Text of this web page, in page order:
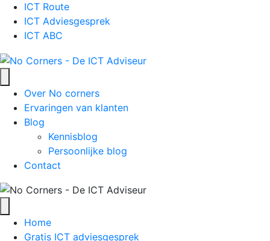
ICT Route
ICT Adviesgesprek
ICT ABC
Over No corners
Ervaringen van klanten
Blog
Kennisblog
Persoonlijke blog
Contact
Home
Gratis ICT adviesgesprek